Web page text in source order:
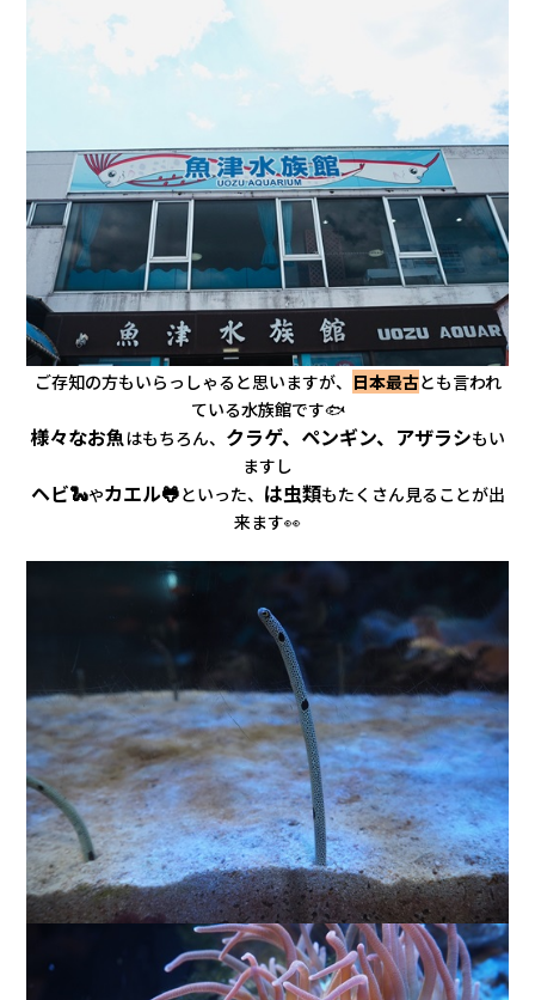
リコ
お問
ご存知の方もいらっしゃると思いますが、 日本最古とも言われ
ている水族館です🐟
様々なお魚はもちろん、 クラゲ、ペンギン、アザラシもい
ますし
ヘビ🐍やカエル🐸といった、 は虫類もたくさん見ることが出
来ます👀